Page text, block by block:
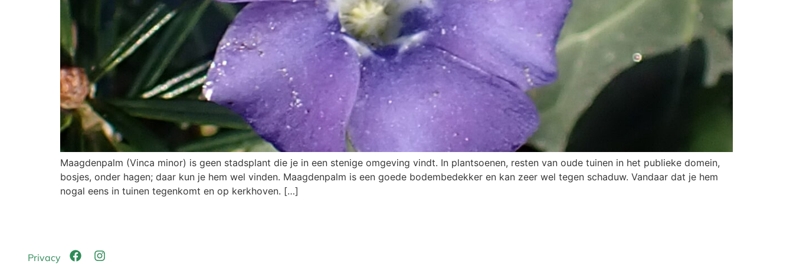
Maagdenpalm (Vinca minor) is geen stadsplant die je in een stenige omgeving vindt. In plantsoenen, resten van oude tuinen in het publieke domein,
bosjes, onder hagen; daar kun je hem wel vinden. Maagdenpalm is een goede bodembedekker en kan zeer wel tegen schaduw. Vandaar dat je hem
nogal eens in tuinen tegenkomt en op kerkhoven. […]
Privacy